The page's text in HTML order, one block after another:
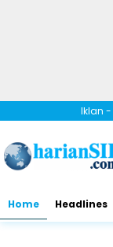
Iklan -
Home Headlines